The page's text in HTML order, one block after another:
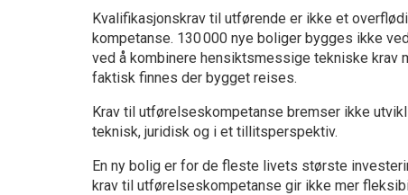
Kvalifikasjonskrav til utførende er ikke et
kompetanse. 130 000 nye boliger bygges ikke
ved å kombinere hensiktsmessige tekniske
faktisk finnes der bygget reises.
Krav til utførelseskompetanse bremser ikke
teknisk, juridisk og i et tillitsperspektiv.
En ny bolig er for de fleste livets største
krav til utførelseskompetanse gir ikke mer